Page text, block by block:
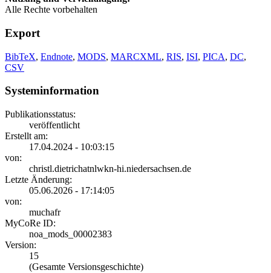
Alle Rechte vorbehalten
Export
BibTeX, Endnote, MODS, MARCXML, RIS, ISI, PICA, DC,
CSV
Systeminformation
Publikationsstatus:
veröffentlicht
Erstellt am:
17.04.2024 - 10:03:15
von:
christl.dietrichatnlwkn-hi.niedersachsen.de
Letzte Änderung:
05.06.2026 - 17:14:05
von:
muchafr
MyCoRe ID:
noa_mods_00002383
Version:
15
(Gesamte Versionsgeschichte)